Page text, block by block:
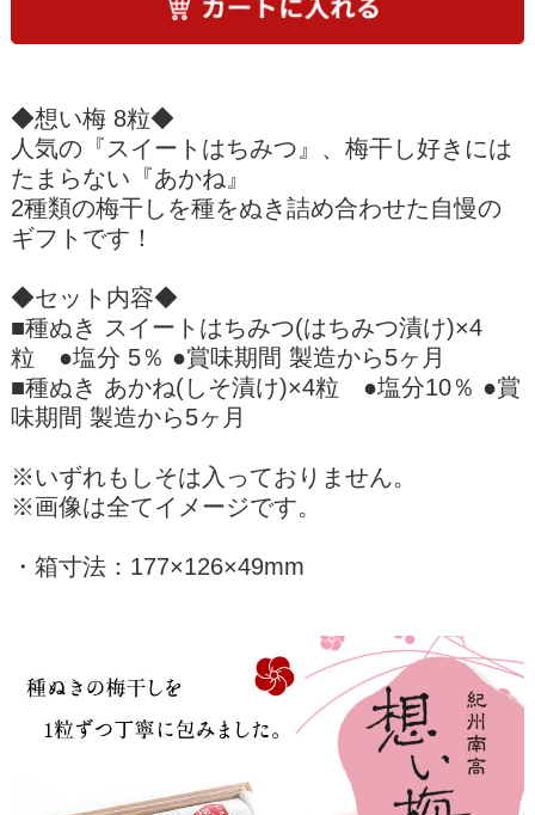
◆想い梅 8粒◆
人気の『スイートはちみつ』、梅干し好きには
たまらない『あかね』
2種類の梅干しを種をぬき詰め合わせた自慢の
ギフトです！
◆セット内容◆
■種ぬき スイートはちみつ(はちみつ漬け)×4
粒 ●塩分 5％ ●賞味期間 製造から5ヶ月
■種ぬき あかね(しそ漬け)×4粒 ●塩分10％ ●賞
味期間 製造から5ヶ月
※いずれもしそは入っておりません。
※画像は全てイメージです。
・箱寸法：177×126×49mm